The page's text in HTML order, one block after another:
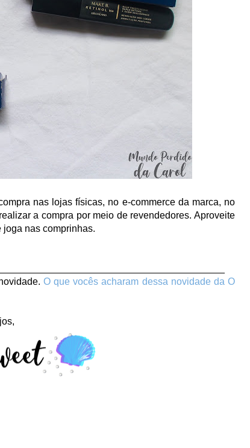
nas lojas físicas, no e-commerce da marca, no
a compra por meio de revendedores. Aproveite
joga nas comprinhas.
O que vocês acharam dessa novidade da O